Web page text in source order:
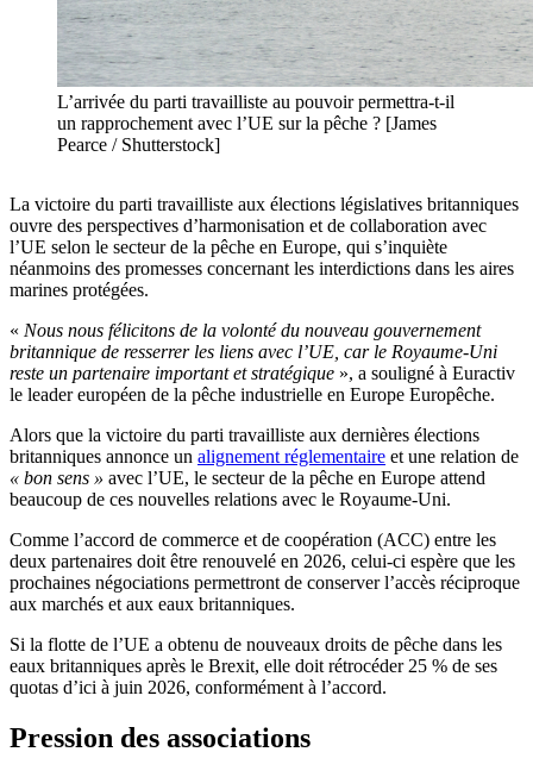
L’arrivée du parti travailliste au pouvoir permettra-t-il
un rapprochement avec l’UE sur la pêche ? [James
Pearce / Shutterstock]
La victoire du parti travailliste aux élections législatives britanniques
ouvre des perspectives d’harmonisation et de collaboration avec
l’UE selon le secteur de la pêche en Europe, qui s’inquiète
néanmoins des promesses concernant les interdictions dans les aires
marines protégées.
« Nous nous félicitons de la volonté du nouveau gouvernement
britannique de resserrer les liens avec l’UE, car le Royaume-Uni
reste un partenaire important et stratégique », a souligné à Euractiv
le leader européen de la pêche industrielle en Europe Europêche.
Alors que la victoire du parti travailliste aux dernières élections
britanniques annonce un alignement réglementaire et une relation de
« bon sens » avec l’UE, le secteur de la pêche en Europe attend
beaucoup de ces nouvelles relations avec le Royaume-Uni.
Comme l’accord de commerce et de coopération (ACC) entre les
deux partenaires doit être renouvelé en 2026, celui-ci espère que les
prochaines négociations permettront de conserver l’accès réciproque
aux marchés et aux eaux britanniques.
Si la flotte de l’UE a obtenu de nouveaux droits de pêche dans les
eaux britanniques après le Brexit, elle doit rétrocéder 25 % de ses
quotas d’ici à juin 2026, conformément à l’accord.
Pression des associations